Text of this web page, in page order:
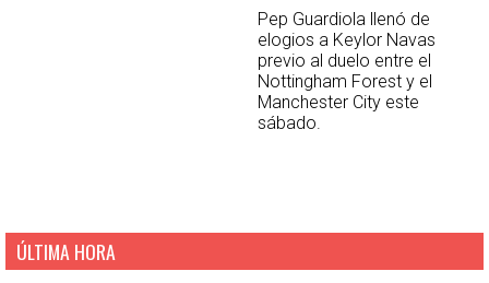
Pep Guardiola llenó de
elogios a Keylor Navas
previo al duelo entre el
Nottingham Forest y el
Manchester City este
sábado.
ÚLTIMA HORA